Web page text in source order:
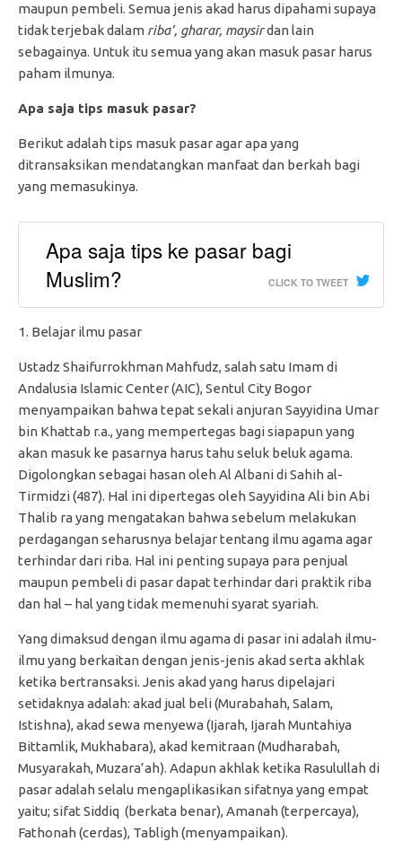
maupun pembeli. Semua jenis akad harus dipahami supaya
tidak terjebak dalam riba’, gharar, maysirdan lain
sebagainya. Untuk itu semua yang akan masuk pasar harus
paham ilmunya.
Apa saja tips masuk pasar?
Berikut adalah tips masuk pasar agar apa yang
ditransaksikan mendatangkan manfaat dan berkah bagi
yang memasukinya.
Apa saja tips ke pasar bagi
Muslim?
CLICK TO TWEET
Belajar ilmu pasar
Ustadz Shaifurrokhman Mahfudz, salah satu Imam di
Andalusia Islamic Center (AIC), Sentul City Bogor
menyampaikan bahwa tepat sekali anjuran Sayyidina Umar
bin Khattab r.a., yang mempertegas bagi siapapun yang
akan masuk ke pasarnya harus tahu seluk beluk agama.
Digolongkan sebagai hasan oleh Al Albani di Sahih al-
Tirmidzi (487). Hal ini dipertegas oleh Sayyidina Ali bin Abi
Thalib ra yang mengatakan bahwa sebelum melakukan
perdagangan seharusnya belajar tentang ilmu agama agar
terhindar dari riba. Hal ini penting supaya para penjual
maupun pembeli di pasar dapat terhindar dari praktik riba
dan hal – hal yang tidak memenuhi syarat syariah.
Yang dimaksud dengan ilmu agama di pasar ini adalah ilmu-
ilmu yang berkaitan dengan jenis-jenis akad serta akhlak
ketika bertransaksi. Jenis akad yang harus dipelajari
setidaknya adalah: akad jual beli (Murabahah, Salam,
Istishna), akad sewa menyewa (Ijarah, Ijarah Muntahiya
Bittamlik, Mukhabara), akad kemitraan (Mudharabah,
Musyarakah, Muzara’ah). Adapun akhlak ketika Rasulullah di
pasar adalah selalu mengaplikasikan sifatnya yang empat
yaitu; sifat Siddiq (berkata benar), Amanah (terpercaya),
Fathonah (cerdas), Tabligh (menyampaikan).